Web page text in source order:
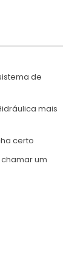
de
mais
certo
um